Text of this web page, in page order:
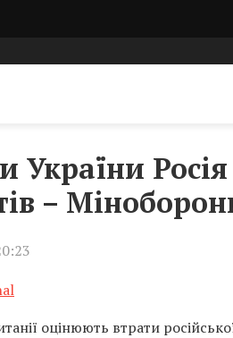
України
–
оцінюють втрати